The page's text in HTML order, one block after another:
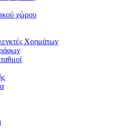
χώρου
Χρημάτων